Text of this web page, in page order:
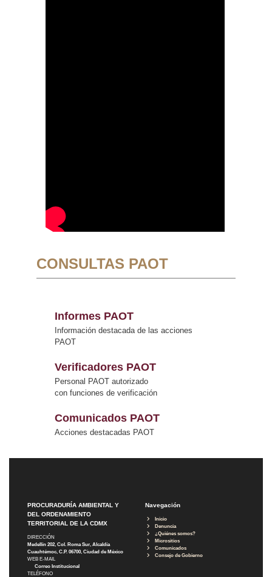
CONSULTAS PAOT
Informes PAOT
Información destacada de las acciones
PAOT
Verificadores PAOT
Personal PAOT autorizado
con funciones de verificación
Comunicados PAOT
Acciones destacadas PAOT
PROCURADURÍA AMBIENTAL Y
DEL ORDENAMIENTO
TERRITORIAL DE LA CDMX
DIRECCIÓN
Medellín 202, Col. Roma Sur, Alcaldía
Cuauhtémoc, C.P. 06700, Ciudad de México
WEB E-MAIL
Correo Institucional
TELÉFONO
Navegación
Inicio
Denuncia
¿Quiénes somos?
Micrositios
Comunicados
Consejo de Gobierno